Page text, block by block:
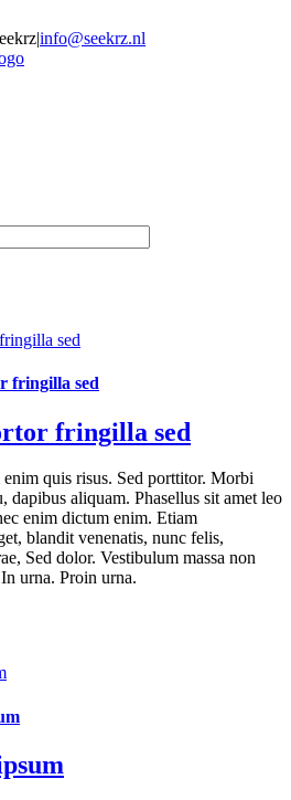
|info@seekrz.nl
sed
fringilla sed
fringilla sed
quis risus. Sed porttitor. Morbi
dapibus aliquam. Phasellus sit amet leo
enim dictum enim. Etiam
blandit venenatis, nunc felis,
Sed dolor. Vestibulum massa non
urna. Proin urna.